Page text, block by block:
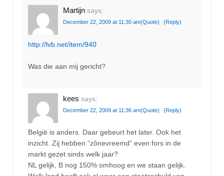
Martijn says:
December 22, 2009 at 11:30 am(Quote) (Reply)
http://lvb.net/item/940
Was die aan mij gericht?
kees says:
December 22, 2009 at 11:36 am(Quote) (Reply)
België is anders. Daar gebeurt het later. Ook het
inzicht. Zij hebben “zônevreemd” even fors in de
markt gezet sinds welk jaar?
NL gelijk, B nog 150% omhoog en we staan gelijk.